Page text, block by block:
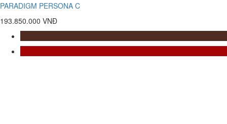
PARADIGM PERSONA C
193.850.000 VNĐ